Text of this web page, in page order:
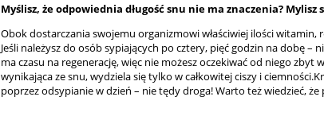
Myślisz, że odpowiednia długość snu nie ma znaczenia? Mylisz
Obok dostarczania swojemu organizmowi właściwiej ilości
Jeśli należysz do osób sypiających po cztery, pięć godzin na dobę
ma czasu na regenerację, więc nie możesz oczekiwać od niego
wynikająca ze snu, wydziela się tylko w całkowitej ciszy i
poprzez odsypianie w dzień – nie tędy droga! Warto też wiedzieć,